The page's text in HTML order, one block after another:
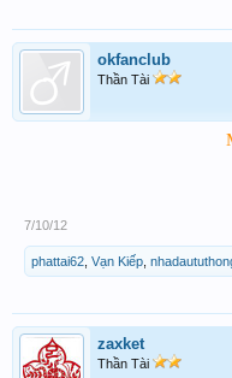
okfanclub
Thần Tài
7/10/12
phattai62 Vạn Kiếp
zaxket
Thần Tài